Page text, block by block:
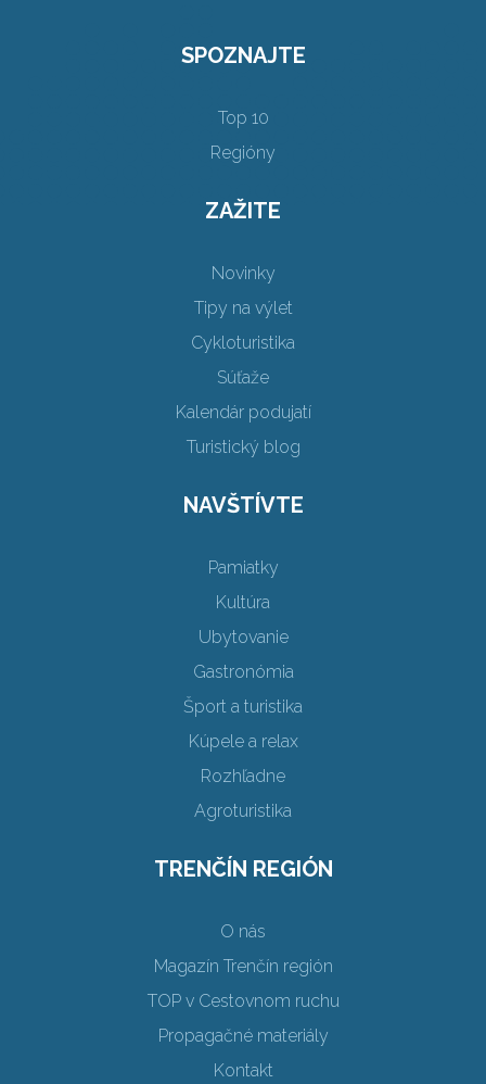
SPOZNAJTE
Top 10
Regióny
ZAŽITE
Novinky
Tipy na výlet
Cykloturistika
Súťaže
Kalendár podujatí
Turistický blog
NAVŠTÍVTE
Pamiatky
Kultúra
Ubytovanie
Gastronómia
Šport a turistika
Kúpele a relax
Rozhľadne
Agroturistika
TRENČÍN REGIÓN
O nás
Magazín Trenčín región
TOP v Cestovnom ruchu
Propagačné materiály
Kontakt